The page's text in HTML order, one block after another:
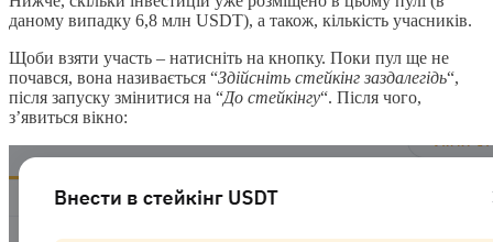
даному випадку 6,8 млн USDT), а також, кількість учасників.
Щоби взяти участь – натисніть на кнопку. Поки пул ще не
почався, вона називається “Здійсніть стейкінг заздалегідь“,
після запуску змінитися на “До стейкінгу“. Після чого,
з’явиться вікно: